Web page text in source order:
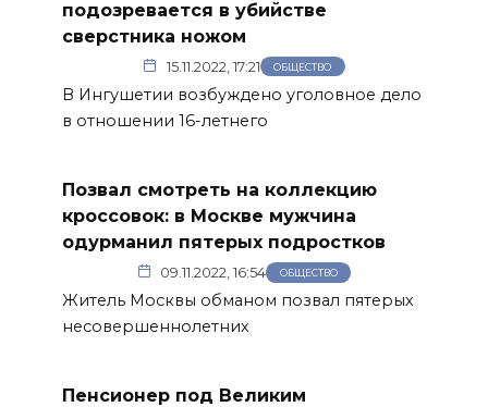
подозревается в убийстве
сверстника ножом
15.11.2022, 17:21 ОБЩЕСТВО
В Ингушетии возбуждено уголовное дело
в отношении 16-летнего
Позвал смотреть на коллекцию
кроссовок: в Москве мужчина
одурманил пятерых подростков
09.11.2022, 16:54 ОБЩЕСТВО
Житель Москвы обманом позвал пятерых
несовершеннолетних
Пенсионер под Великим